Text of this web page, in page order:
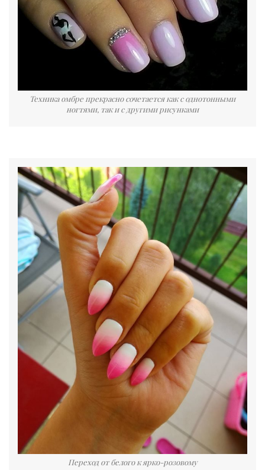
Техника омбре прекрасно сочетается как с однотонными
ногтями, так и с другими рисунками
Переход от белого к ярко-розовому